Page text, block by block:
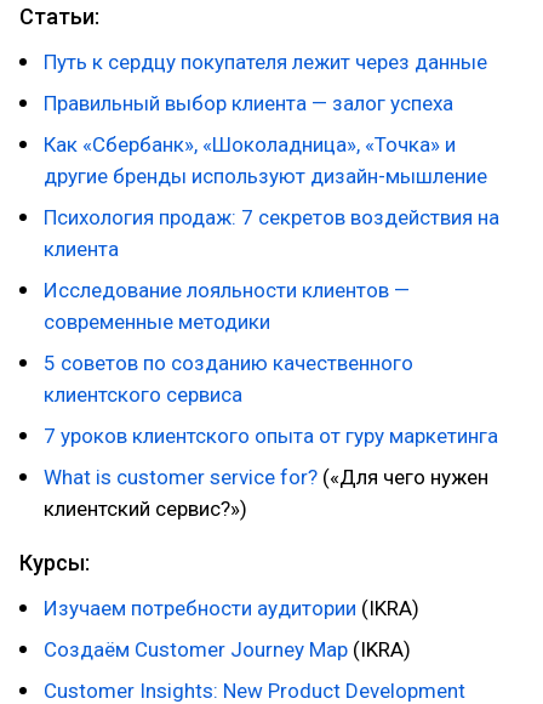
Статьи:
Путь к сердцу покупателя лежит через данные
Правильный выбор клиента — залог успеха
Как «Сбербанк», «Шоколадница», «Точка» и
другие бренды используют дизайн-мышление
Психология продаж: 7 секретов воздействия на
клиента
Исследование лояльности клиентов —
современные методики
5 советов по созданию качественного
клиентского сервиса
7 уроков клиентского опыта от гуру маркетинга
What is customer service for? («Для чего нужен
клиентский сервис?»)
Курсы:
Изучаем потребности аудитории (IKRA)
Создаём Customer Journey Map (IKRA)
Customer Insights: New Product Development